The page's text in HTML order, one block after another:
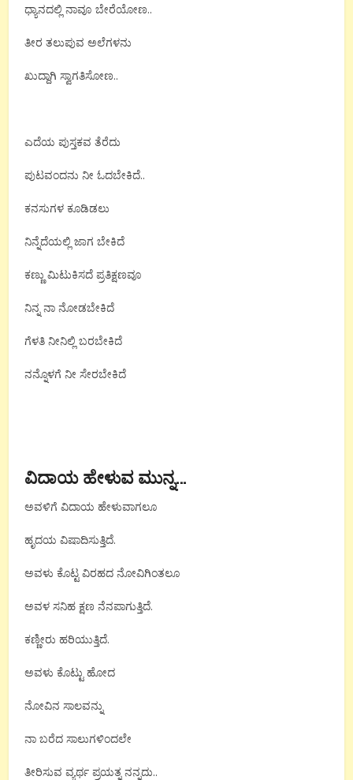
ಧ್ಯಾನದಲ್ಲಿ ನಾವೂ ಬೇರೆಯೋಣ..
ತೀರ ತಲುಪುವ ಅಲೆಗಳನು
ಖುದ್ದಾಗಿ ಸ್ವಾಗತಿಸೋಣ..
ಎದೆಯ ಪುಸ್ತಕವ ತೆರೆದು
ಪುಟವಂದನು ನೀ ಓದಬೇಕಿದೆ..
ಕನಸುಗಳ ಕೂಡಿಡಲು
ನಿನ್ನೆದೆಯಲ್ಲಿ ಜಾಗ ಬೇಕಿದೆ
ಕಣ್ಣು ಮಿಟುಕಿಸದೆ ಪ್ರತಿಕ್ಷಣವೂ
ನಿನ್ನ ನಾ ನೋಡಬೇಕಿದೆ
ಗೆಳತಿ ನೀನಿಲ್ಲಿ ಬರಬೇಕಿದೆ
ನನ್ನೊಳಗೆ ನೀ ಸೇರಬೇಕಿದೆ
ವಿದಾಯ ಹೇಳುವ ಮುನ್ನ…
ಅವಳಿಗೆ ವಿದಾಯ ಹೇಳುವಾಗಲೂ
ಹೃದಯ ವಿಷಾದಿಸುತ್ತಿದೆ.
ಅವಳು ಕೊಟ್ಟ ವಿರಹದ ನೋವಿಗಿಂತಲೂ
ಅವಳ ಸನಿಹ ಕ್ಷಣ ನೆನಪಾಗುತ್ತಿದೆ.
ಕಣ್ಣೀರು ಹರಿಯುತ್ತಿದೆ.
ಅವಳು ಕೊಟ್ಟು ಹೋದ
ನೋವಿನ ಸಾಲವನ್ನು
ನಾ ಬರೆದ ಸಾಲುಗಳಿಂದಲೇ
ತೀರಿಸುವ ವ್ಯರ್ಥ ಪ್ರಯತ್ನ ನನ್ನದು..